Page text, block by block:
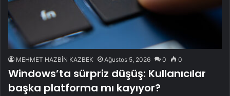
MEHMET HAZBİN KAZBEK Ağustos 5, 2026 0 0
Windows’ta sürpriz düşüş: Kullanıcılar
başka platforma mı kayıyor?